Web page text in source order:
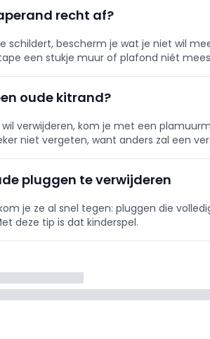
recht af?
schildert, bescherm je wat je niet wil
een stukje muur of plafond niét
oude kitrand?
verwijderen, kom je met een
niet vergeten, want anders zal een
pluggen te verwijderen
je ze al snel tegen: pluggen die
deze tip is dat kinderspel.